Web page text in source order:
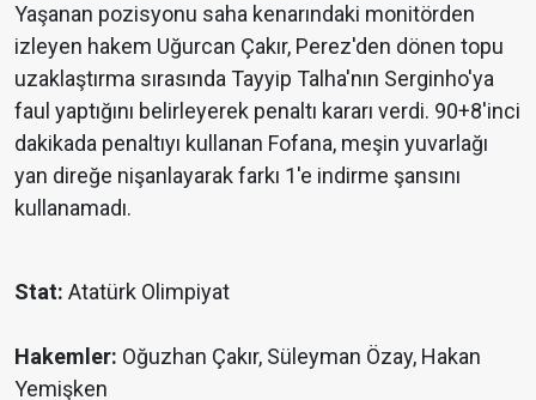
Yaşanan pozisyonu saha kenarındaki monitörden
izleyen hakem Uğurcan Çakır, Perez'den dönen topu
uzaklaştırma sırasında Tayyip Talha'nın Serginho'ya
faul yaptığını belirleyerek penaltı kararı verdi. 90+8'inci
dakikada penaltıyı kullanan Fofana, meşin yuvarlağı
yan direğe nişanlayarak farkı 1'e indirme şansını
kullanamadı.
Stat: Atatürk Olimpiyat
Hakemler: Oğuzhan Çakır, Süleyman Özay, Hakan
Yemişken